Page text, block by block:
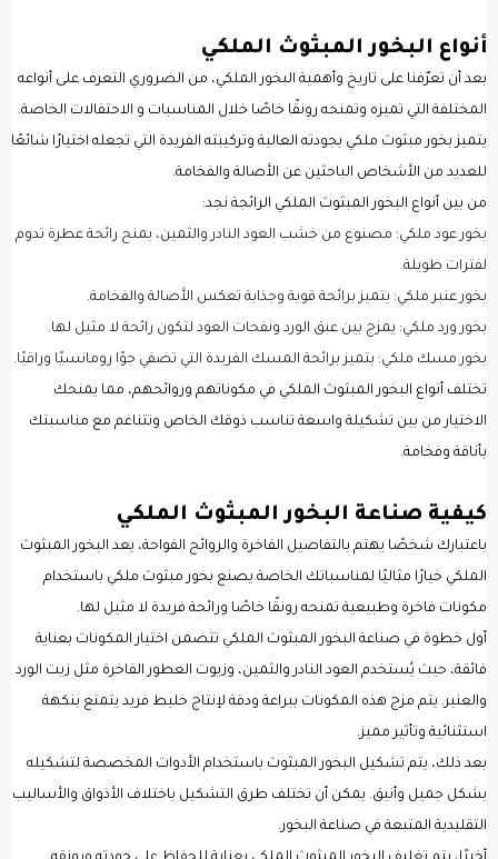
أنواع البخور المبثوث الملكي
بعد أن تعرّفنا على تاريخ وأهمية البخور الملكي، من الضروري التعرف على أنواعه
المختلفة التي تميزه وتمنحه رونقًا خاصًا خلال المناسبات و الاحتفالات الخاصة.
يتميز بخور مبثوث ملكي بجودته العالية وتركيبته الفريدة التي تجعله اختيارًا شائعًا
للعديد من الأشخاص الباحثين عن الأصالة والفخامة.
من بين أنواع البخور المبثوث الملكي الرائجة نجد:
بخور عود ملكي: مصنوع من خشب العود النادر والثمين، يمنح رائحة عطرة تدوم
لفترات طويلة.
بخور عنبر ملكي: يتميز برائحة قوية وجذابة تعكس الأصالة والفخامة.
بخور ورد ملكي: يمزج بين عبق الورد ونفحات العود لتكون رائحة لا مثيل لها.
بخور مسك ملكي: يتميز برائحة المسك الفريدة التي تضفي جوًا رومانسيًا وراقيًا.
تختلف أنواع البخور المبثوث الملكي في مكوناتهم وروائحهم، مما يمنحك
الاختيار من بين تشكيلة واسعة تناسب ذوقك الخاص وتتناغم مع مناسبتك
بأناقة وفخامة.
كيفية صناعة البخور المبثوث الملكي
باعتبارك شخصًا يهتم بالتفاصيل الفاخرة والروائح الفواحة، يعد البخور المبثوث
الملكي خيارًا مثاليًا لمناسباتك الخاصة.يصنع بخور مبثوث ملكي باستخدام
مكونات فاخرة وطبيعية تمنحه رونقًا خاصًا ورائحة فريدة لا مثيل لها.
أول خطوة في صناعة البخور المبثوث الملكي تتضمن اختيار المكونات بعناية
فائقة، حيث يُستخدم العود النادر والثمين، وزيوت العطور الفاخرة مثل زيت الورد
والعنبر. يتم مزج هذه المكونات ببراعة ودقة لإنتاج خليط فريد يتمتع بنكهة
استثنائية وتأثير مميز.
بعد ذلك، يتم تشكيل البخور المبثوث باستخدام الأدوات المخصصة لتشكيله
بشكل جميل وأنيق. يمكن أن تختلف طرق التشكيل باختلاف الأذواق والأساليب
التقليدية المتبعة في صناعة البخور.